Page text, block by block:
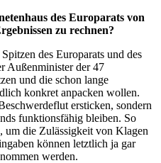
des Europarats von
zu rechnen?
des Europarats und des
Außenminister der 47
und die schon lange
konkret anpacken wollen.
ersticken, sondern
funktionsfähig bleiben. So
um die Zulässigkeit von Klagen
können letztlich ja gar
werden.